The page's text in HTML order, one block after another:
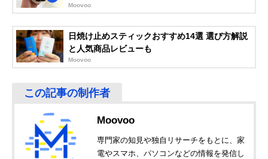
Amazonで見る
興栄工業 ラヴィア
5001-34
Amazonで見る
Amazonで見る
富士パックス ケデ
トカッター 5001-
Moovoo
日焼け止めスティックおすすめ14選 選び方解説
と人気商品レビューも
Moovoo
Moovoo
専門家の知見や独自リサーチをもとに、家
電やスマホ、パソコンなどの情報を発信し